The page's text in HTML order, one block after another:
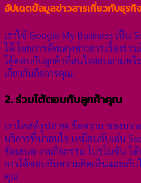
อัปเดตข้อมูลข่าวสารเกี่ยวกับธุร
เราใช้ Google My Business เป็น
ได้ โดยการอัพเดทข่าวสารเรื่องราว
โต้ตอบกับลูกค้าที่สนใจสอบถามหรื
เกี่ยวกับกิจการคุณ
2. ร่วมโต้ตอบกับลูกค้าคุณ
เราโพสต์รูปภาพ ข้อความ ของบร
บริการที่น่าสนใจ เหมือนกับเล่น
ข้อเสนอ งานกิจกรรม โปรโมชัน ไ
การโต้ตอบกับความคิดเห็นและเก็
คุณ